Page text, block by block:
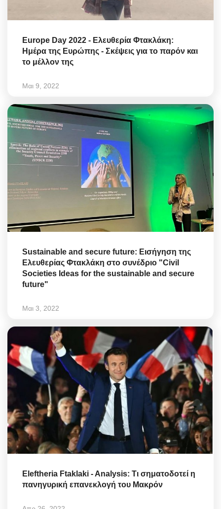
Europe Day 2022 - Ελευθερία Φτακλάκη:
Ημέρα της Ευρώπης - Σκέψεις για το παρόν και
το μέλλον της
Μαι 9, 2022
Sustainable and secure future: Εισήγηση της
Ελευθερίας Φτακλάκη στο συνέδριο "Civil
Societies Ideas for the sustainable and secure
future"
Μαι 3, 2022
Eleftheria Ftaklaki - Analysis: Τι σηματοδοτεί η
πανηγυρική επανεκλογή του Μακρόν